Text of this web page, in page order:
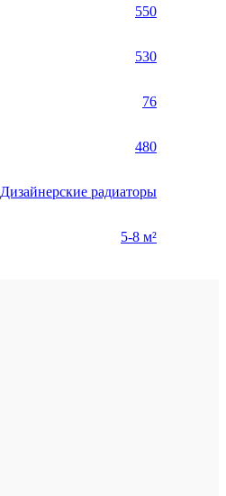
550
530
76
480
Дизайнерские радиаторы
5-8 м²